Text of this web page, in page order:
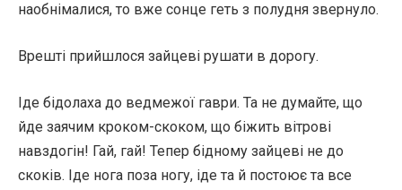
наобнімалися, то вже сонце геть з полудня звернуло.
Врешті прийшлося зайцеві рушати в дорогу.
Іде бідолаха до ведмежої гаври. Та не думайте, що
йде заячим кроком-скоком, що біжить вітрові
навздогін! Гай, гай! Тепер бідному зайцеві не до
скоків. Іде нога поза ногу, іде та й постоює та все